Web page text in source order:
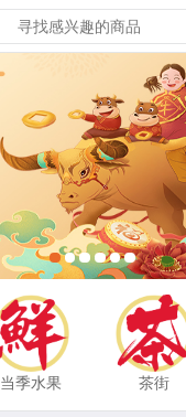
当季水果 茶街